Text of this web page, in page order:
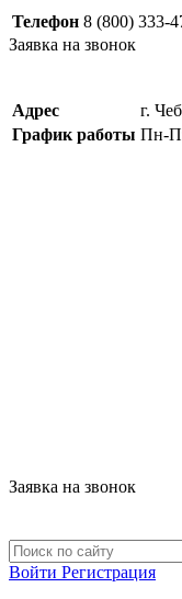
Телефон 8 (800) 333-
Заявка на звонок
Адрес
г.
График работы Пн-
Заявка на звонок
Войти Регистрация